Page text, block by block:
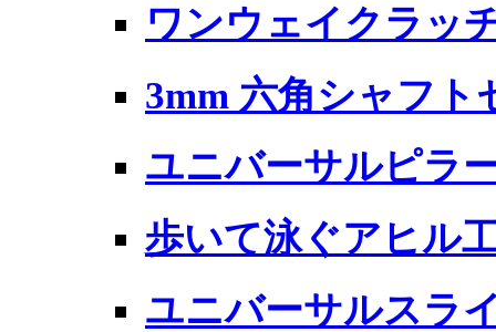
ワンウェイクラッ
3mm 六角シャフト
ユニバーサルピラ
歩いて泳ぐアヒル
ユニバーサルスラ